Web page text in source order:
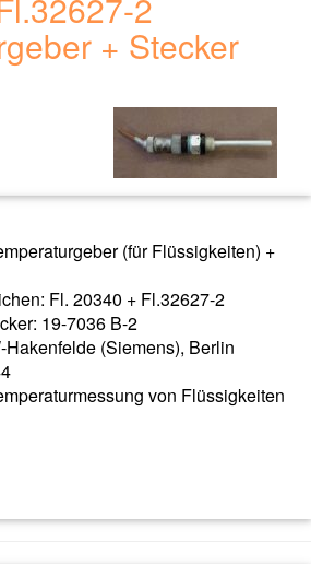
2
+ Stecker
(für Flüssigkeiten) +
Fl. 20340 + Fl.32627-2
19-7036 B-2
(Siemens), Berlin
von Flüssigkeiten